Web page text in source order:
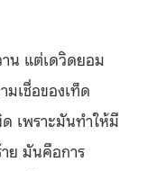
น แต่เดวิดยอม
เชื่อของเท็ด
เพราะมันทำให้มี
ย มันคือการ